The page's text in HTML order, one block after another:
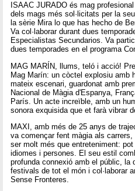
ISAAC JURADO és mag
dels mags més sol·licitats per la
la sèrie Mira lo que has hecho de
Va col·laborar durant dues
Especialistas Secundarios. Va
dues temporades en el programa
MAG MARÍN, llums, teló i acció!
Mag Marín: un còctel explosiu amb
mateix escenari, guardonat amb
Nacional de Màgia d'Espanya,
París. Un acte increïble, amb un
sonora exquisida que et farà vibrar
MAXI, amb més de 25 anys de
va començar fent màgia als
ser molt més que entreteniment:
idiomes i persones. El seu estil
profunda connexió amb el públic, la
festivals de tot el món i col·laborar
Sense Fronteres.